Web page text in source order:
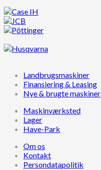
Landbrugsmaskiner
Finansiering & Leasing
Nye & brugte maskiner
Maskinværksted
Lager
Have-Park
Om os
Kontakt
Persondatapolitik